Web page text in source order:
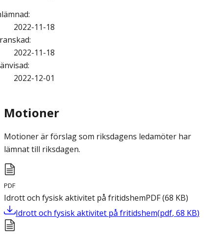
:
2022-11-18
:
2022-11-18
:
2022-12-01
Motioner
Motioner är förslag som riksdagens ledamöter har
lämnat till riksdagen.
PDF
Idrott och fysisk aktivitet på fritidshemPDF(68 KB)
Idrott och fysisk aktivitet på fritidshem(pdf, 68 KB)